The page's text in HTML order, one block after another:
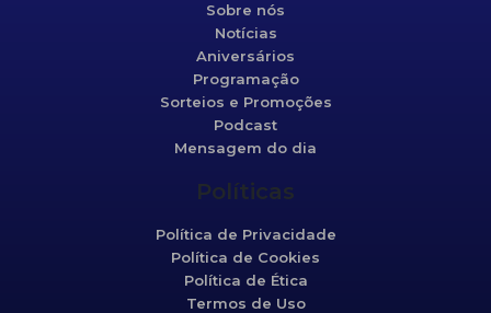
Sobre nós
Notícias
Aniversários
Programação
Sorteios e Promoções
Podcast
Mensagem do dia
Políticas
Política de Privacidade
Política de Cookies
Política de Ética
Termos de Uso